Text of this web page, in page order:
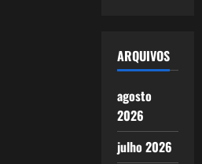
ARQUIVOS
agosto
2026
julho 2026